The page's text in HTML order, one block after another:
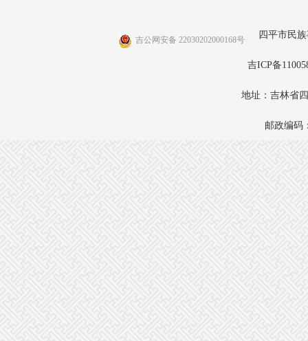
吉公网安备 22030202000168号 四平市民
吉ICP备
地址：吉林省
邮政编码